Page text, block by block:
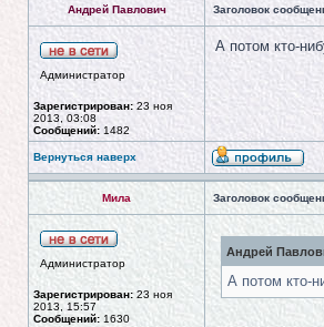
Андрей Павлович Заголовок
Администратор
Зарегистрирован:23 ноя
2013, 03:08
Сообщений: 1482
А потом кто-
Вернуться наверх
Мила Заголовок
Администратор
Зарегистрирован: 23 ноя
2013, 15:57
Сообщений: 1630
Андрей
А потом кто-